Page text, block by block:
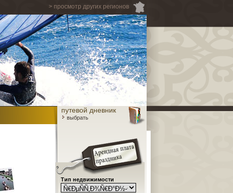
> просмотр других регионов
путевой дневник
выбрать
Тип недвижимости